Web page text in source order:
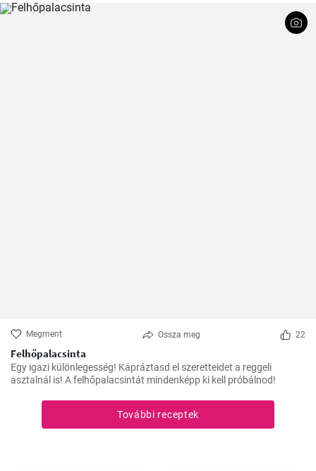
Megment Ossza meg 22
Felhőpalacsinta
Egy igazi különlegesség! Kápráztasd el szeretteidet a reggeli
asztalnál is! A felhőpalacsintát mindenképp ki kell próbálnod!
További receptek